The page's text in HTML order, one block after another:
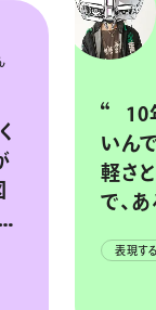
イラス
デザイ
いんですよ
軽さとシン
で、ある意
見た目が気
表現する人々